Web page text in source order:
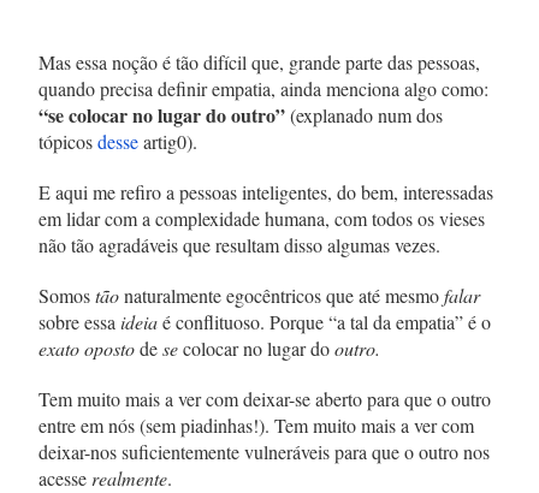
Mas essa noção é tão difícil que, grande parte das pessoas,
quando precisa definir empatia, ainda menciona algo como:
“se colocar no lugar do outro”(explanado num dos
tópicosdesseartig0).
E aqui me refiro a pessoas inteligentes, do bem, interessadas
em lidar com a complexidade humana, com todos os vieses
não tão agradáveis que resultam disso algumas vezes.
Somostãonaturalmente egocêntricos que até mesmofalar
sobre essaideiaé conflituoso. Porque “a tal da empatia” é o
exato opostodesecolocar no lugar dooutro.
Tem muito mais a ver com deixar-se aberto para que o outro
entre em nós (sem piadinhas!). Tem muito mais a ver com
deixar-nos suficientemente vulneráveis para que o outro nos
acesse realmente.